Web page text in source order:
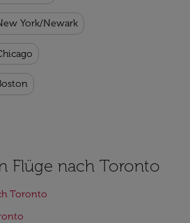
York/Newark
Flüge nach Toronto
Toronto